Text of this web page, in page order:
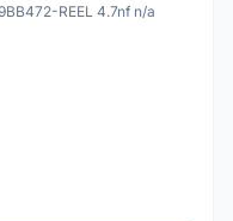
REEL 4.7nf n/a